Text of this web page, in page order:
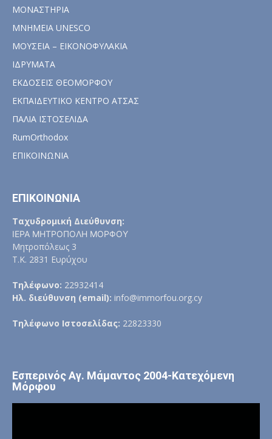
ΜΟΝΑΣΤΗΡΙΑ
ΜΝΗΜΕΙΑ UNESCO
ΜΟΥΣΕΙΑ – ΕΙΚΟΝΟΦΥΛΑΚΙΑ
ΙΔΡΥΜΑΤΑ
ΕΚΔΟΣΕΙΣ ΘΕΟΜΟΡΦΟΥ
ΕΚΠΑΙΔΕΥΤΙΚΟ ΚΕΝΤΡΟ ΑΤΣΑΣ
ΠΑΛΙΑ ΙΣΤΟΣΕΛΙΔΑ
RumOrthodox
ΕΠΙΚΟΙΝΩΝΙΑ
ΕΠΙΚΟΙΝΩΝΙΑ
Ταχυδρομική Διεύθυνση:
ΙΕΡΑ ΜΗΤΡΟΠΟΛΗ ΜΟΡΦΟΥ
Μητροπόλεως 3
Τ.Κ. 2831 Ευρύχου
Τηλέφωνο: 22932414
Ηλ. διεύθυνση (email): info@immorfou.org.cy
Τηλέφωνο Ιστοσελίδας: 22823330
Εσπερινός Αγ. Μάμαντος 2004-Κατεχόμενη
Μόρφου